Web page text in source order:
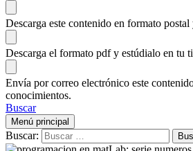
Descarga este contenido en formato
Descarga el formato pdf y estúdialo en tu
Envía por correo electrónico este
conocimientos.
Buscar
Menú principal
Buscar: